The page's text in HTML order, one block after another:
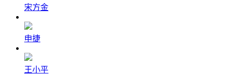
宋方金
申捷
王小平